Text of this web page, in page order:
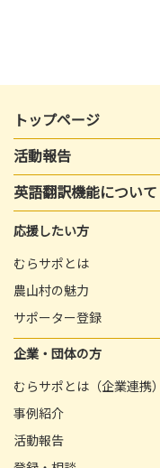
トップページ
活動報告
英語翻訳機能について
応援したい方
むらサポとは
農山村の魅力
サポーター登録
企業・団体の方
むらサポとは（企業連携）
事例紹介
活動報告